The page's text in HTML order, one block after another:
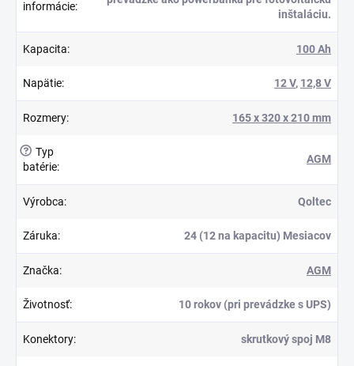
informácie:
inštaláciu.
Kapacita: 100 Ah
Napätie: 12 V, 12,8 V
Rozmery: 165 x 320 x 210 mm
? Typ
batérie:
AGM
Výrobca: Qoltec
Záruka: 24 (12 na kapacitu) Mesiacov
Značka: AGM
Životnosť: 10 rokov (pri prevádzke s UPS)
Konektory: skrutkový spoj M8